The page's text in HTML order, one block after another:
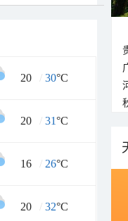
20 / 30°C
20 / 31°C
16 / 26°C
20 / 32°C